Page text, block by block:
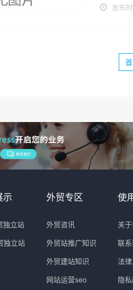
发布
示
独立站
独立站
外贸专区
外贸咨讯
外贸站推广知识
外贸建站知识
网站运营seo
使
关
联
法
隐